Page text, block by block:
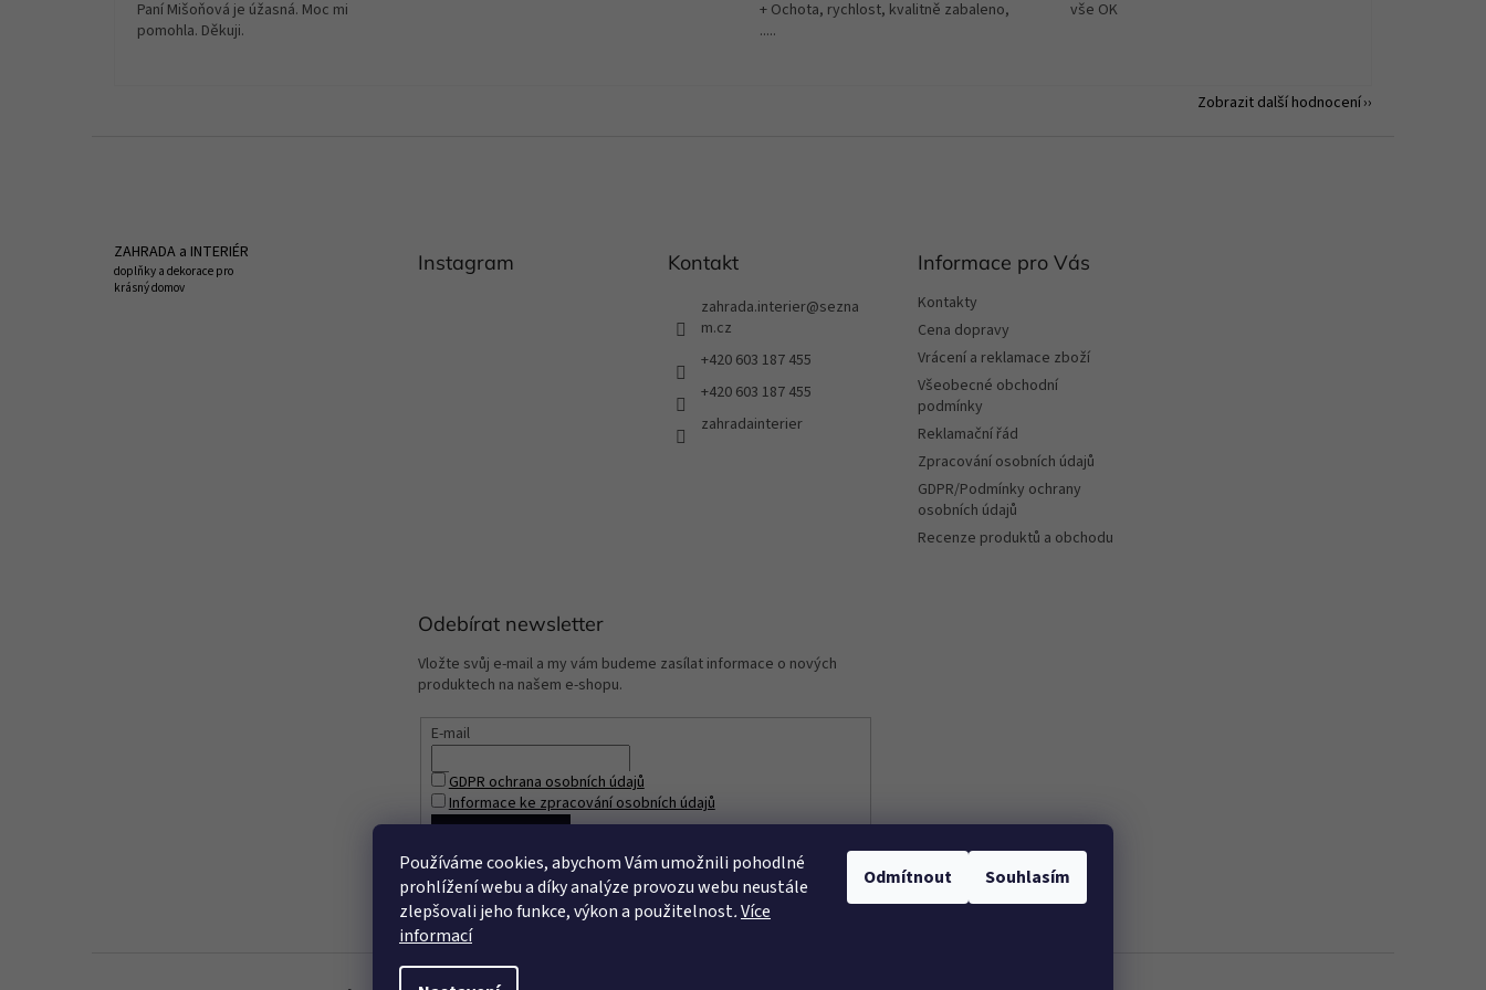
Používáme cookies, abychom Vám umožnili pohodlné
prohlížení webu a díky analýze provozu webu neustále
zlepšovali jeho funkce, výkon a použitelnost.Více
informací
Odmítnout Souhlasím
Paní Mišoňová je úžasná. Moc mi
pomohla. Děkuji.
+ Ochota, rychlost, kvalitně zabaleno,
.....
vše OK
Zobrazit další hodnocení
ZAHRADA a INTERIÉR
doplňky a dekorace pro
krásný domov
Instagram Kontakt
zahrada.interier@sezna
m.cz
+420 603 187 455
+420 603 187 455
zahradainterier
Informace pro Vás
Kontakty
Cena dopravy
Vrácení a reklamace zboží
Všeobecné obchodní
podmínky
Reklamační řád
Zpracování osobních údajů
GDPR/Podmínky ochrany
osobních údajů
Recenze produktů a obchodu
Odebírat newsletter
Vložte svůj e-mail a my vám budeme zasílat informace o nových
produktech na našem e-shopu.
E-mail
GDPR ochrana osobních údajů
Informace ke zpracování osobních údajů